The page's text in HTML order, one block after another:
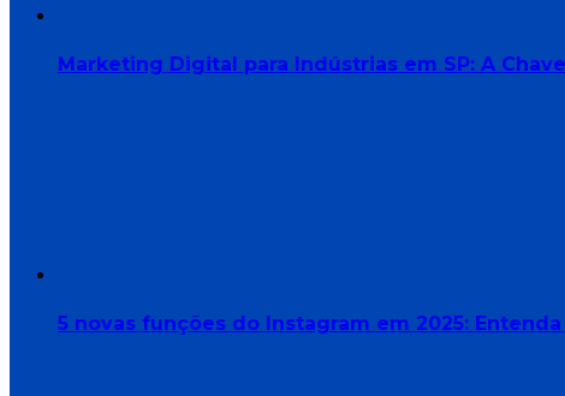
Marketing Digital para Indústrias em SP: A
5 novas funções do Instagram em 2025: